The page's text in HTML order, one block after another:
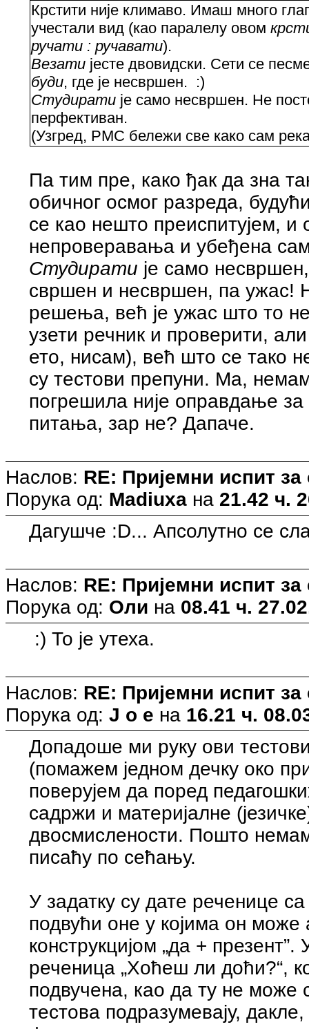
Крстити није климаво. Имаш много
учестали вид (као паралелу овом
ручати : ручавати).
Везати јесте двовидски. Сети се
буди, где је несвршен. :)
Студирати је само несвршен. Не
перфективан.
(Узгред, РМС бележи све како сам
Па тим пре, како ђак да зна
обичног осмог разреда,
се као нешто преиспитујем, и
непроверавања и убеђена
Студирати је само
свршен и несвршен, па ужас!
решења, већ је ужас што то
узети речник и проверити,
ето, нисам), већ што се тако
су тестови препуни. Ма,
погрешила није оправдање
питања, зар не? Дапаче.
Наслов: RE: Пријемни испит
Порука од: Madiuxa на 21.42 ч.
Дагушче :D... Апсолутно се
Наслов: RE: Пријемни испит
Порука од: Оли на 08.41 ч.
:) То је утеха.
Наслов: RE: Пријемни испит
Порука од: J o e на 16.21 ч.
Допадоше ми руку ови
(помажем једном дечку око
поверујем да поред
садржи и материјалне
двосмислености. Пошто
писаћу по сећању.
У задатку су дате реченице
подвући оне у којима он може
конструкцијом „да +
реченица „Хоћеш ли доћи?“,
подвучена, као да ту не може
тестова подразумевају,